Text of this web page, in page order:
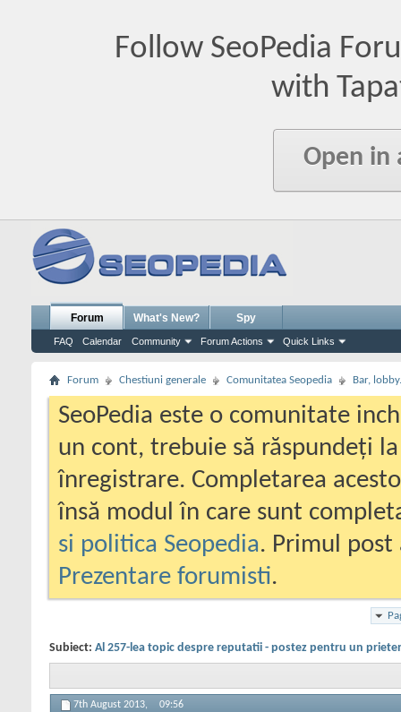
Follow SeoPedia
with
Open in
Forum
FAQ Calendar Community Forum Actions Quick Links
What's New? Spy
Forum Chestiuni generale Comunitatea Seopedia Bar,
SeoPedia este o comunitate
un cont, trebuie să răspundeți
înregistrare. Completarea
însă modul în care sunt
si politica Seopedia. Primul
Prezentare forumisti.
Subiect: Al 257-lea topic despre reputatii - postez pentru un
7th August 2013, 09:56